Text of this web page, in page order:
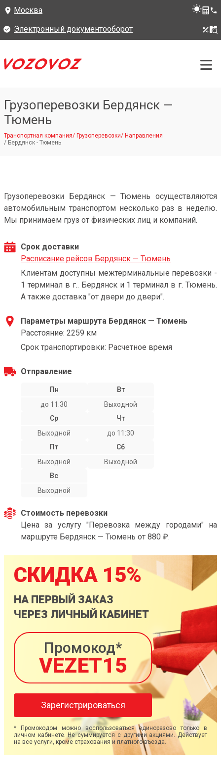
Москва
Электронный документооборот
Грузоперевозки Бердянск —
Тюмень
Транспортная компания/ Грузоперевозки/ Направления
/ Бердянск - Тюмень
Грузоперевозки Бердянск — Тюмень осуществляются
автомобильным транспортом несколько раз в неделю.
Мы принимаем груз от физических лиц и компаний.
Срок доставки
Расписание рейсов Бердянск — Тюмень
Клиентам доступны межтерминальные перевозки -
1 терминал в г.. Бердянск и 1 терминал в г. Тюмень.
А также доставка "от двери до двери".
Параметры маршрута Бердянск — Тюмень
Расстояние: 2259 км
Срок транспортировки: Расчетное время
Отправление
Пн
до 11:30
Вт
Выходной
Ср
Выходной
Чт
до 11:30
Пт
Выходной
Сб
Выходной
Вс
Выходной
Стоимость перевозки
Цена за услугу "Перевозка между городами" на
маршруте Бердянск — Тюмень от 880 ₽.
СКИДКА 15%
НА ПЕРВЫЙ ЗАКАЗ
ЧЕРЕЗ ЛИЧНЫЙ КАБИНЕТ
Промокод*
VEZET15
Зарегистрироваться
* Промокодом можно воспользоваться единоразово только в
личном кабинете. Не суммируется с другими акциями. Действует
на все услуги, кроме страхования и платного въезда.